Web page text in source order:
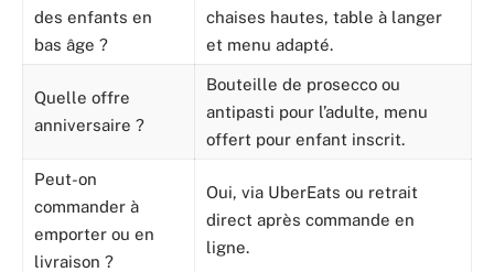
des enfants en
bas âge ?
chaises hautes, table à langer
et menu adapté.
Quelle offre
anniversaire ?
Bouteille de prosecco ou
antipasti pour l’adulte, menu
offert pour enfant inscrit.
Peut-on
commander à
emporter ou en
livraison ?
Oui, via UberEats ou retrait
direct après commande en
ligne.